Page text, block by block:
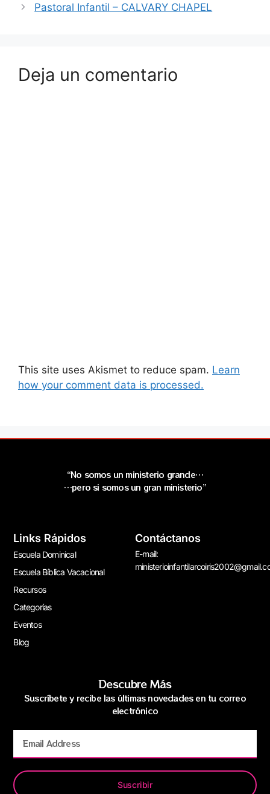
Pastoral Infantil – CALVARY CHAPEL
Deja un comentario
This site uses Akismet to reduce spam. Learn
how your comment data is processed.
“No somos un ministerio grande…
…pero si somos un gran ministerio”
Links Rápidos
Escuela Dominical
Escuela Bíblica Vacacional
Recursos
Categorías
Eventos
Blog
Contáctanos
E-mail:
Descubre Más
Suscríbete y recibe las últimas novedades en tu correo
electrónico
Suscribir